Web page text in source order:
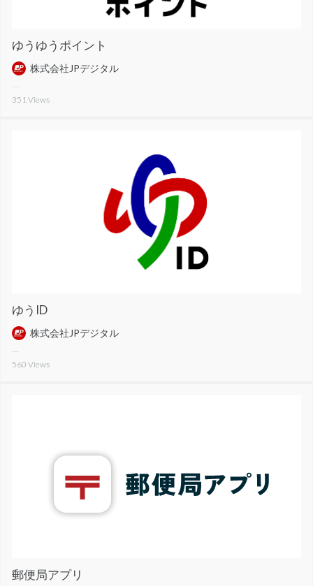
ゆうゆうポイント
株式会社JPデジタル
351Views
ゆうID
株式会社JPデジタル
560 Views
郵便局アプリ